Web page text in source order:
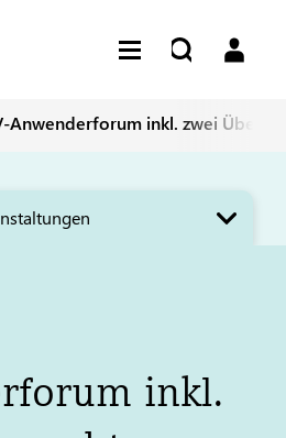
-Anwenderforum inkl. zwei
inkl.